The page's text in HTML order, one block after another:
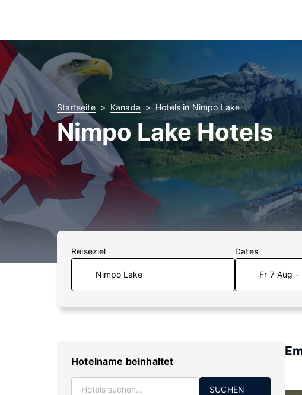
Startseite Kanada Hotels in Nimpo Lake
Nimpo Lake Hotels
Reiseziel Dates
Fr 7 Aug -
Hotelname beinhaltet
SUCHEN